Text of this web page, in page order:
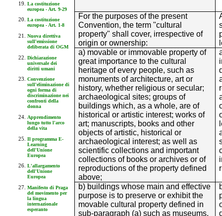
La costituzione
europea - Art. 9-29
La costituzione
europea - Art. 1-8
Nuova direttiva
sull'emissione
deliberata di OGM
Dichiarazione
universale dei
diritti umani
Convenzione
sull'eliminazione di
ogni forma di
discriminazione nei
confronti della
donna
Apprendimento
lungo tutto l'arco
della vita
Il programma E-
Learning
dell'Unione
Europea
L'allargamento
dell'Unione
Europea
Manifesto di Praga
del movimento per
la lingua
internazionale
esperanto
For the purposes of the present
Convention, the term "cultural
property" shall cover, irrespective of
origin or ownership:
a) movable or immovable property of
great importance to the cultural
heritage of every people, such as
monuments of architecture, art or
history, whether religious or secular;
archaeological sites; groups of
buildings which, as a whole, are of
historical or artistic interest; works of
art; manuscripts, books and other
objects of artistic, historical or
archaeological interest; as well as
scientific collections and important
collections of books or archives or of
reproductions of the property defined
above;
b) buildings whose main and effective
purpose is to preserve or exhibit the
movable cultural property defined in
sub-paragraph (a) such as museums,